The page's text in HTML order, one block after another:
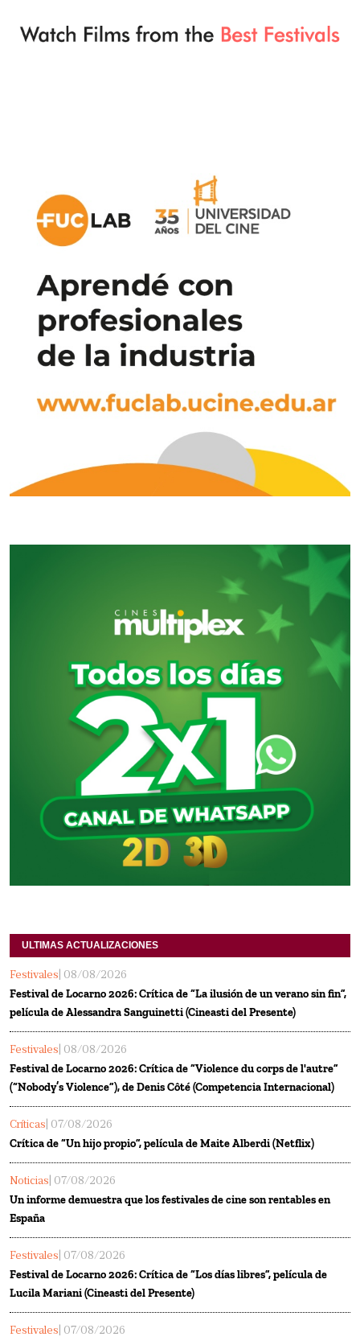
ULTIMAS ACTUALIZACIONES
Festivales | 08/08/2026
Festival de Locarno 2026: Crítica de “La ilusión de un verano sin fin”,
película de Alessandra Sanguinetti (Cineasti del Presente)
Festivales | 08/08/2026
Festival de Locarno 2026: Crítica de “Violence du corps de l'autre”
(“Nobody’s Violence”), de Denis Côté (Competencia Internacional)
Críticas | 07/08/2026
Crítica de “Un hijo propio”, película de Maite Alberdi (Netflix)
Noticias | 07/08/2026
Un informe demuestra que los festivales de cine son rentables en
España
Festivales | 07/08/2026
Festival de Locarno 2026: Crítica de “Los días libres”, película de
Lucila Mariani (Cineasti del Presente)
Festivales | 07/08/2026